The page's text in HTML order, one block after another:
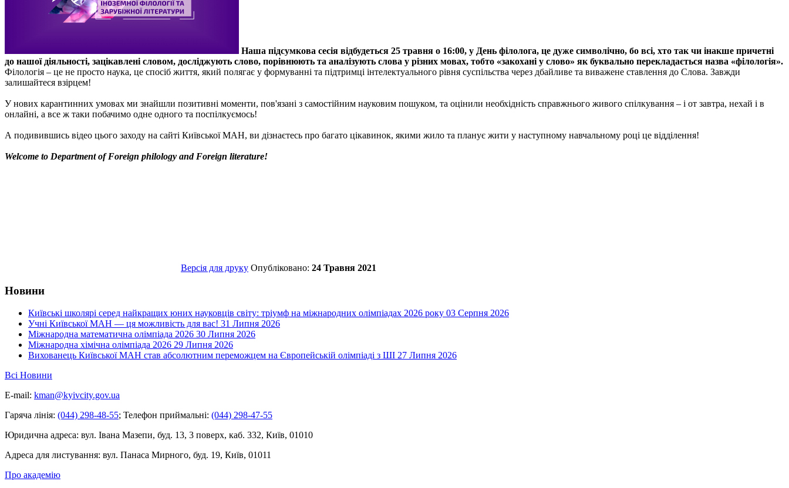
Наша підсумкова сесія відбудеться 25 травня о 16:00, у День філолога, це дуже символічно, бо всі, хто так чи інакше причетні
до нашої діяльності, зацікавлені словом, досліджують слово, порівнюють та аналізують слова у різних мовах, тобто «закохані у слово» як буквально перекладається назва «філологія».
Філологія – це не просто наука, це спосіб життя, який полягає у формуванні та підтримці інтелектуального рівня суспільства через дбайливе та виважене ставлення до Слова. Завжди
залишайтеся взірцем!
У нових карантинних умовах ми знайшли позитивні моменти, пов'язані з самостійним науковим пошуком, та оцінили необхідність справжнього живого спілкування – і от завтра, нехай і в
онлайні, а все ж таки побачимо одне одного та поспілкуємось!
А подивившись відео цього заходу на сайті Київської МАН, ви дізнаєтесь про багато цікавинок, якими жило та планує жити у наступному навчальному році це відділення!
Welcome to Department of Foreign philology and Foreign literature!
Версія для друку Опубліковано: 24 Травня 2021
Новини
Київські школярі серед найкращих юних науковців світу: тріумф на міжнародних олімпіадах 2026 року 03 Серпня 2026
Учні Київської МАН — ця можливість для вас! 31 Липня 2026
Міжнародна математична олімпіада 2026 30 Липня 2026
Міжнародна хімічна олімпіада 2026 29 Липня 2026
Вихованець Київської МАН став абсолютним переможцем на Європейській олімпіаді з ШІ 27 Липня 2026
Всі Новини
E-mail: kman@kyivcity.gov.ua
Гаряча лінія: (044) 298-48-55; Телефон приймальні: (044) 298-47-55
Юридична адреса: вул. Івана Мазепи, буд. 13, 3 поверх, каб. 332, Київ, 01010
Адреса для листування: вул. Панаса Мирного, буд. 19, Київ, 01011
Про академію